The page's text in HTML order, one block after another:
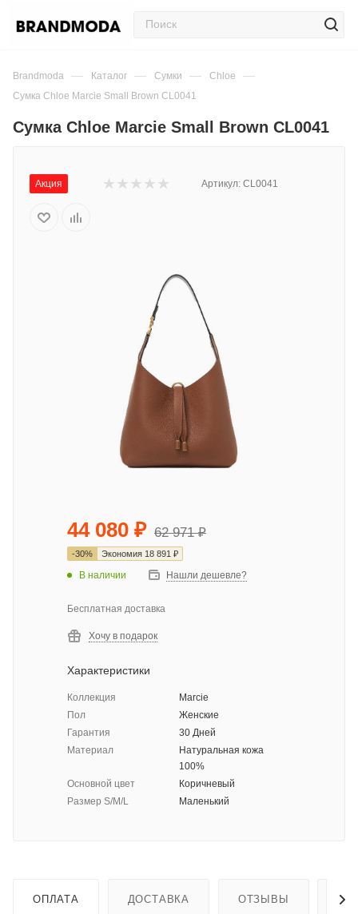
Brandmoda — Каталог — Сумки — Chloe —
Сумка Chloe Marcie Small Brown CL0041
Сумка Chloe Marcie Small Brown CL0041
Акция Артикул: CL0041
44 080 ₽ 62 971₽
-30% Экономия 18 891 ₽
В наличии Нашли дешевле?
Бесплатная доставка
Хочу в подарок
Характеристики
Коллекция
Marcie
Пол
Женские
Гарантия
30 Дней
Материал
Натуральная кожа
100%
Основной цвет
Коричневый
Размер S/M/L
Маленький
ОПЛАТА ДОСТАВКА ОТЗЫВЫ